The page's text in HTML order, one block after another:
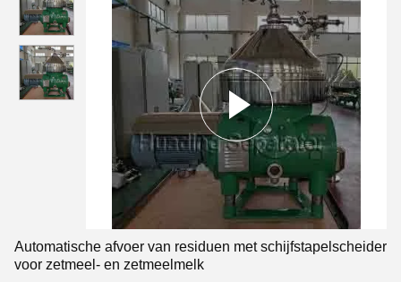
Automatische afvoer van residuen met schijfstapelscheider
voor zetmeel- en zetmeelmelk